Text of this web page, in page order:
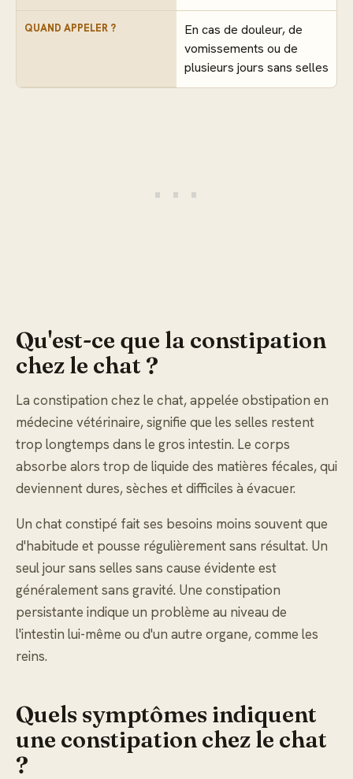
QUAND APPELER ?
En cas de douleur, de
vomissements ou de
plusieurs jours sans selles
Qu'est-ce que la constipation
chez le chat ?
La constipation chez le chat, appelée obstipation en
médecine vétérinaire, signifie que les selles restent
trop longtemps dans le gros intestin. Le corps
absorbe alors trop de liquide des matières fécales, qui
deviennent dures, sèches et difficiles à évacuer.
Un chat constipé fait ses besoins moins souvent que
d'habitude et pousse régulièrement sans résultat. Un
seul jour sans selles sans cause évidente est
généralement sans gravité. Une constipation
persistante indique un problème au niveau de
l'intestin lui-même ou d'un autre organe, comme les
reins.
Quels symptômes indiquent
une constipation chez le chat
?